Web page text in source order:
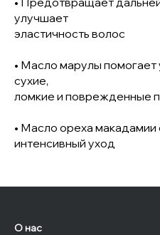
улучшает
эластичность волос
• Масло марулы помогает
сухие,
ломкие и поврежденные
• Масло ореха
интенсивный уход
О нас